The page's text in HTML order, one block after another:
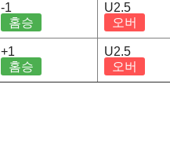
-1
홈승
U2.5
오버
+1
홈승
U2.5
오버